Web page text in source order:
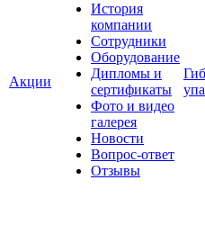
Акции
История
компании
Сотрудники
Оборудование
Дипломы и
сертификаты
Фото и видео
галерея
Новости
Вопрос-ответ
Отзывы